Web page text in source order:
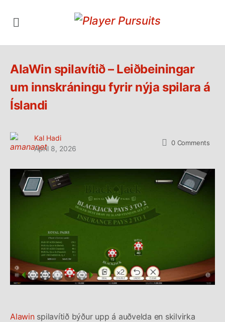
AlaWin spilavítið – Leiðbeiningar
um innskráningu fyrir nýja spilara á
Íslandi
Kal Hadi
April 8, 2026
0 Comments
Alawinspilavítið býður upp á auðvelda en skilvirka